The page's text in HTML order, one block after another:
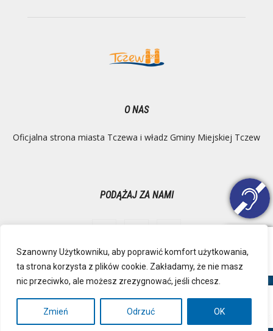
Szanowny Użytkowniku, aby poprawić komfort użytkowania,
ta strona korzysta z plików cookie. Zakładamy, że nie masz
nic przeciwko, ale możesz zrezygnować, jeśli chcesz.
Zmień Odrzuć OK
O NAS
Oficjalna strona miasta Tczewa i władz Gminy Miejskiej Tczew
PODĄŻAJ ZA NAMI
Ochrona danych osobowych
Inspektor Danych Osobowych
Polityka Prywatności
Deklaracja dostępności
RSS
Kontakt
© Urząd Miejski, Plac Marszałka Józefa Piłsudskiego 1